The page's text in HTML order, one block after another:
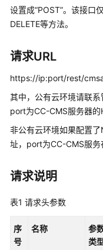
价
格
指
南
口
权
设置成“POST”。该接口
DELETE等方法。
请求URL
https://ip:port/rest/
其中，公有云环境请联系
port为CC-CMS服务器的
非公有云环境如果配置
址，port为CC-CMS服务
请求说明
表1 请求头参数
序
号
名称
参
类